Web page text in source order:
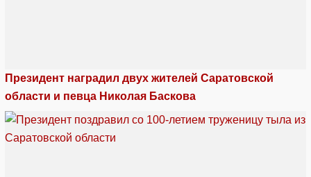
Президент наградил двух жителей Саратовской
области и певца Николая Баскова